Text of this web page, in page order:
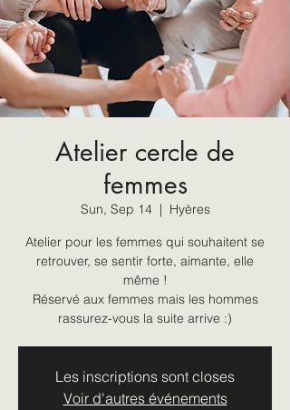
Atelier cercle de
femmes
Sun, Sep 14
  |
Hyères
Atelier pour les femmes qui souhaitent se
retrouver, se sentir forte, aimante, elle
même !
Réservé aux femmes mais les hommes
Les inscriptions sont closes
Voir d'autres événements